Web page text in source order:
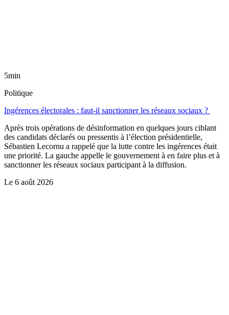
5min
Politique
Ingérences électorales : faut-il sanctionner les réseaux sociaux ?
Après trois opérations de désinformation en quelques jours ciblant
des candidats déclarés ou pressentis à l’élection présidentielle,
Sébastien Lecornu a rappelé que la lutte contre les ingérences était
une priorité. La gauche appelle le gouvernement à en faire plus et à
sanctionner les réseaux sociaux participant à la diffusion.
Le 6 août 2026